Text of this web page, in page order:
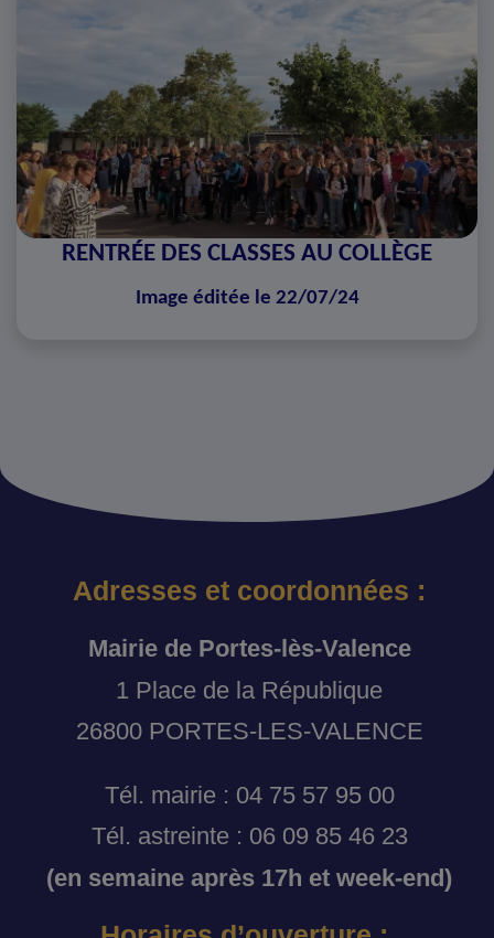
RENTRÉE DES CLASSES AU COLLÈGE
Image éditée le 22/07/24
Adresses et coordonnées :
Mairie de Portes-lès-Valence
1 Place de la République
26800 PORTES-LES-VALENCE
Tél. mairie : 04 75 57 95 00
Tél. astreinte : 06 09 85 46 23
(en semaine après 17h et week-end)